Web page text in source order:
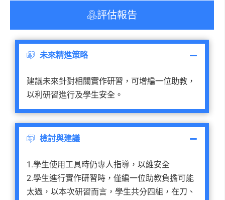
評估報告
未來精進策略
建議未來針對相關實作研習，可增編一位助教，
以利研習進行及學生安全。
檢討與建議
1.學生使用工具時仍專人指導，以維安全
2.學生進行實作研習時，僅編一位助教負擔可能
太過，以本次研習而言，學生共分四組，在刀、